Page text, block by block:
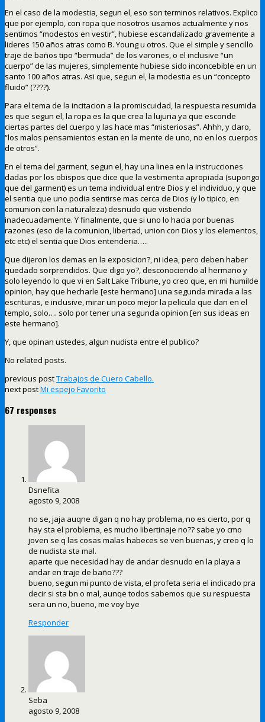
En el caso de la modestia, segun el, eso son terminos relativos. Explico
que por ejemplo, con ropa que nosotros usamos actualmente y nos
sentimos “modestos en vestir”, hubiese escandalizado gravemente a
lideres 150 años atras como B. Young u otros. Que el simple y sencillo
traje de baños tipo “bermuda” de los varones, o el inclusive “un
cuerpo” de las mujeres, simplemente hubiese sido inconcebible en un
santo 100 años atras. Asi que, segun el, la modestia es un “concepto
fluido” (????).
Para el tema de la incitacion a la promiscuidad, la respuesta resumida
es que segun el, la ropa es la que crea la lujuria ya que esconde
ciertas partes del cuerpo y las hace mas “misteriosas”. Ahhh, y claro,
“los malos pensamientos estan en la mente de uno, no en los cuerpos
de otros”.
En el tema del garment, segun el, hay una linea en la instrucciones
dadas por los obispos que dice que la vestimenta apropiada (supongo
que del garment) es un tema individual entre Dios y el individuo, y que
el sentia que uno podia sentirse mas cerca de Dios (y lo tipico, en
comunion con la naturaleza) desnudo que vistiendo
inadecuadamente. Y finalmente, que si uno lo hacia por buenas
razones (eso de la comunion, libertad, union con Dios y los elementos,
etc etc) el sentia que Dios entenderia…..
Que dijeron los demas en la exposicion?, ni idea, pero deben haber
quedado sorprendidos. Que digo yo?, desconociendo al hermano y
solo leyendo lo que vi en Salt Lake Tribune, yo creo que, en mi humilde
opinion, hay que hecharle [este hermano] una segunda mirada a las
escrituras, e inclusive, mirar un poco mejor la pelicula que dan en el
templo, solo…. solo por tener una segunda opinion [en sus ideas en
este hermano].
Y, que opinan ustedes, algun nudista entre el publico?
No related posts.
previous postTrabajos de Cuero Cabello.
next postMi espejo Favorito
67 responses
Dsnefita
agosto 9, 2008
no se, jaja auqne digan q no hay problema, no es cierto, por q
hay sta el problema, es mucho libertinaje no?? sabe yo cmo
joven se q las cosas malas habeces se ven buenas, y creo q lo
de nudista sta mal.
aparte que necesidad hay de andar desnudo en la playa a
andar en traje de baño???
bueno, segun mi punto de vista, el profeta seria el indicado pra
decir si sta bn o mal, aunqe todos sabemos que su respuesta
sera un no, bueno, me voy bye
Responder
Seba
agosto 9, 2008